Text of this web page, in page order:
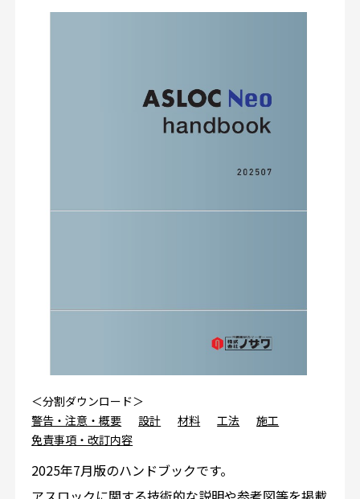
＜分割ダウンロード＞
警告・注意・概要
設計 材料 工法
施工
免責事項・改訂内容
2025年7月版のハンドブックです。